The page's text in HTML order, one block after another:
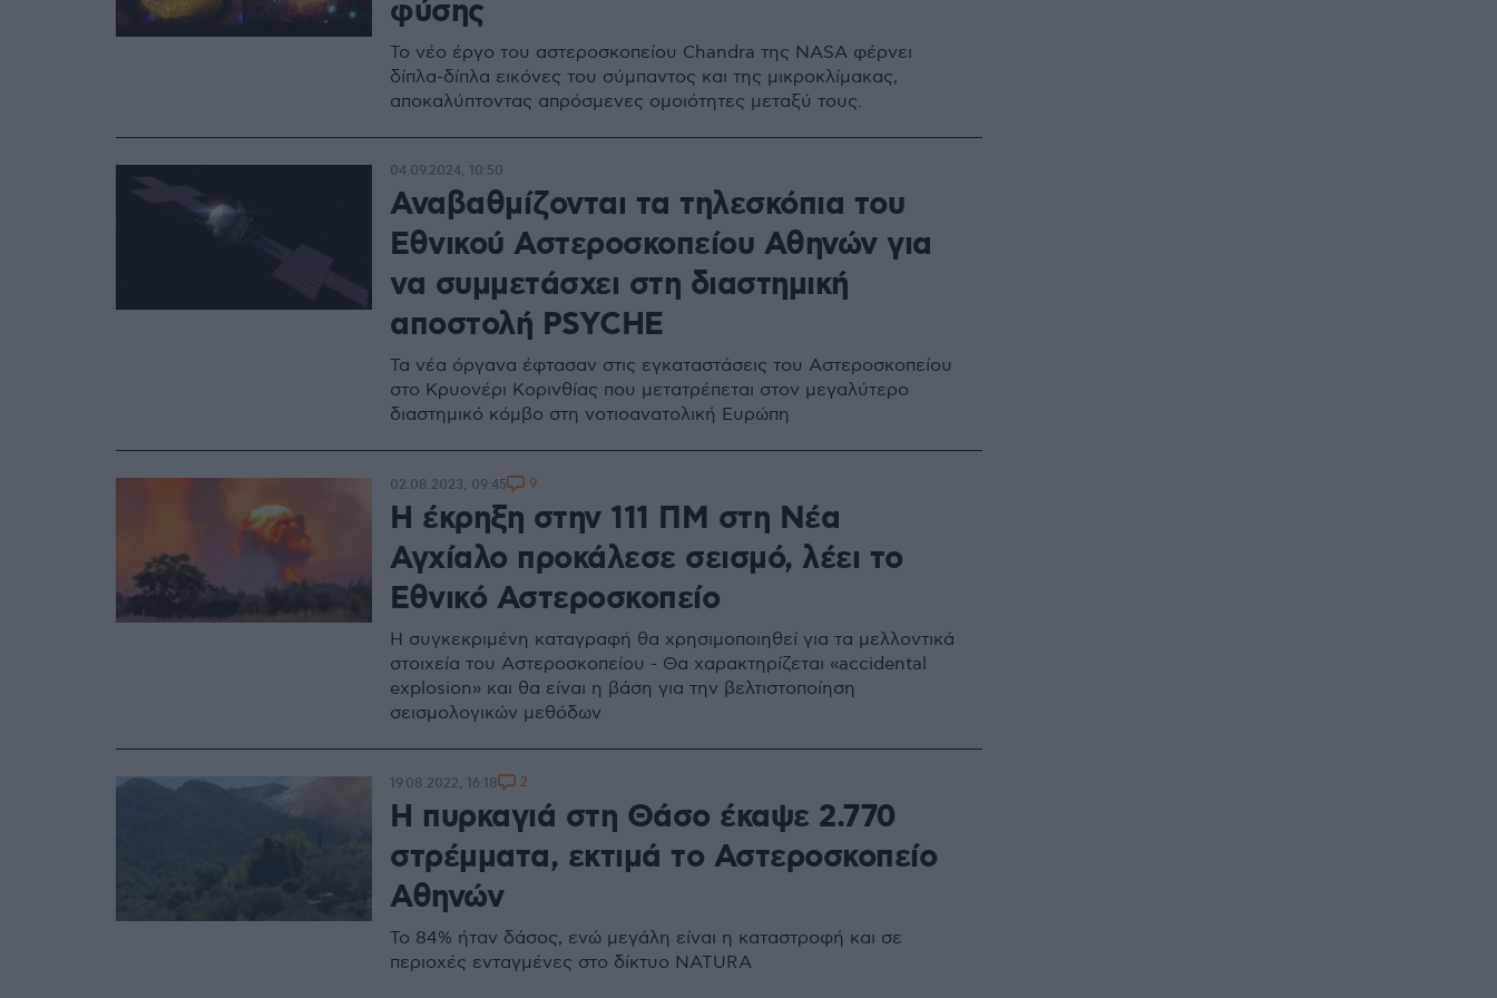
φύσης
Το νέο έργο του αστεροσκοπείου Chandra της NASA φέρνει
δίπλα-δίπλα εικόνες του σύμπαντος και της μικροκλίμακας,
αποκαλύπτοντας απρόσμενες ομοιότητες μεταξύ τους.
Αναβαθμίζονται τα τηλεσκόπια του
Εθνικού Αστεροσκοπείου Αθηνών για
να συμμετάσχει στη διαστημική
αποστολή PSYCHE
Τα νέα όργανα έφτασαν στις εγκαταστάσεις του Αστεροσκοπείου
στο Κρυονέρι Κορινθίας που μετατρέπεται στον μεγαλύτερο
διαστημικό κόμβο στη νοτιοανατολική Ευρώπη
04.09.2024, 10:50
Η έκρηξη στην 111 ΠΜ στη Νέα
Αγχίαλο προκάλεσε σεισμό, λέει το
Εθνικό Αστεροσκοπείο
Η συγκεκριμένη καταγραφή θα χρησιμοποιηθεί για τα μελλοντικά
στοιχεία του Αστεροσκοπείου - Θα χαρακτηρίζεται «accidental
explosion» και θα είναι η βάση για την βελτιστοποίηση
σεισμολογικών μεθόδων
02.08.2023, 09:45 9
Η πυρκαγιά στη Θάσο έκαψε 2.770
στρέμματα, εκτιμά το Αστεροσκοπείο
Αθηνών
Το 84% ήταν δάσος, ενώ μεγάλη είναι η καταστροφή και σε
περιοχές ενταγμένες στο δίκτυο NATURA
19.08.2022, 16:18 2